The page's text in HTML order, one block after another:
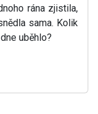
rána zjistila,
sama. Kolik
uběhlo?